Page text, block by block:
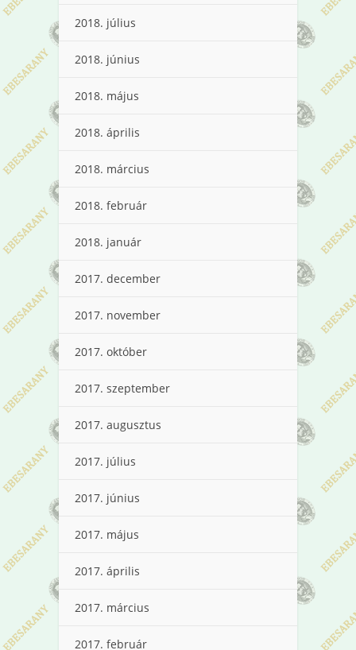
2018. július
2018. június
2018. május
2018. április
2018. március
2018. február
2018. január
2017. december
2017. november
2017. október
2017. szeptember
2017. augusztus
2017. július
2017. június
2017. május
2017. április
2017. március
2017. február